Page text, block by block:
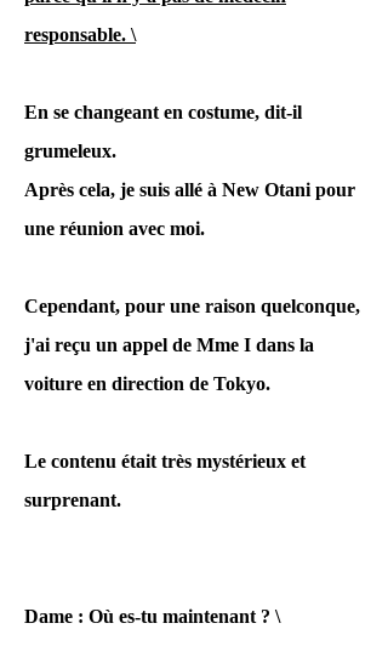
le cas, vous devriez
aller à la police. Bien
sûr, j'ai déposé une
plainte auprès de la
Mais la police
y a une bande
d'enregistrement.)
responsable. \
En se changeant en costume, dit-il
grumeleux.
Après cela, je suis allé à New Otani pour
une réunion avec moi.
Cependant, pour une raison quelconque,
j'ai reçu un appel de Mme I dans la
voiture en direction de Tokyo.
Le contenu était très mystérieux et
surprenant.
Dame : Où es-tu maintenant ? \